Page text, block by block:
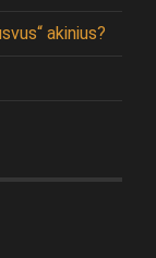
akinius?